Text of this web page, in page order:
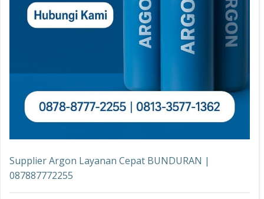
Supplier Argon Layanan Cepat BUNDURAN |
087887772255